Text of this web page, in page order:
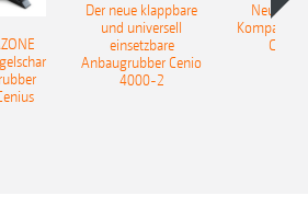
Der neue klappbare
und universell
einsetzbare
Anbaugrubber Cenio
4000-2
Neue